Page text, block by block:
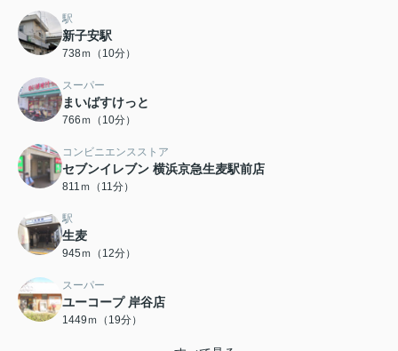
駅
新子安駅
738ｍ（10分）
スーパー
まいばすけっと
766ｍ（10分）
コンビニエンスストア
セブンイレブン 横浜京急生麦駅前店
811ｍ（11分）
駅
生麦
945ｍ（12分）
スーパー
ユーコープ 岸谷店
1449ｍ（19分）